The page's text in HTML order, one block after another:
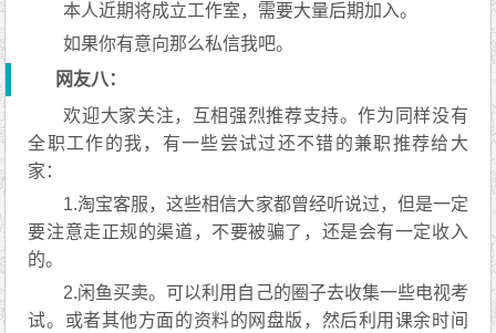
本人近期将成立工作室，需要大量后期加入。
如果你有意向那么私信我吧。
网友八：
欢迎大家关注，互相强烈推荐支持。作为同样没有
全职工作的我，有一些尝试过还不错的兼职推荐给大
家：
1.淘宝客服，这些相信大家都曾经听说过，但是一定
要注意走正规的渠道，不要被骗了，还是会有一定收入
的。
2.闲鱼买卖。可以利用自己的圈子去收集一些电视考
试。或者其他方面的资料的网盘版，然后利用课余时间